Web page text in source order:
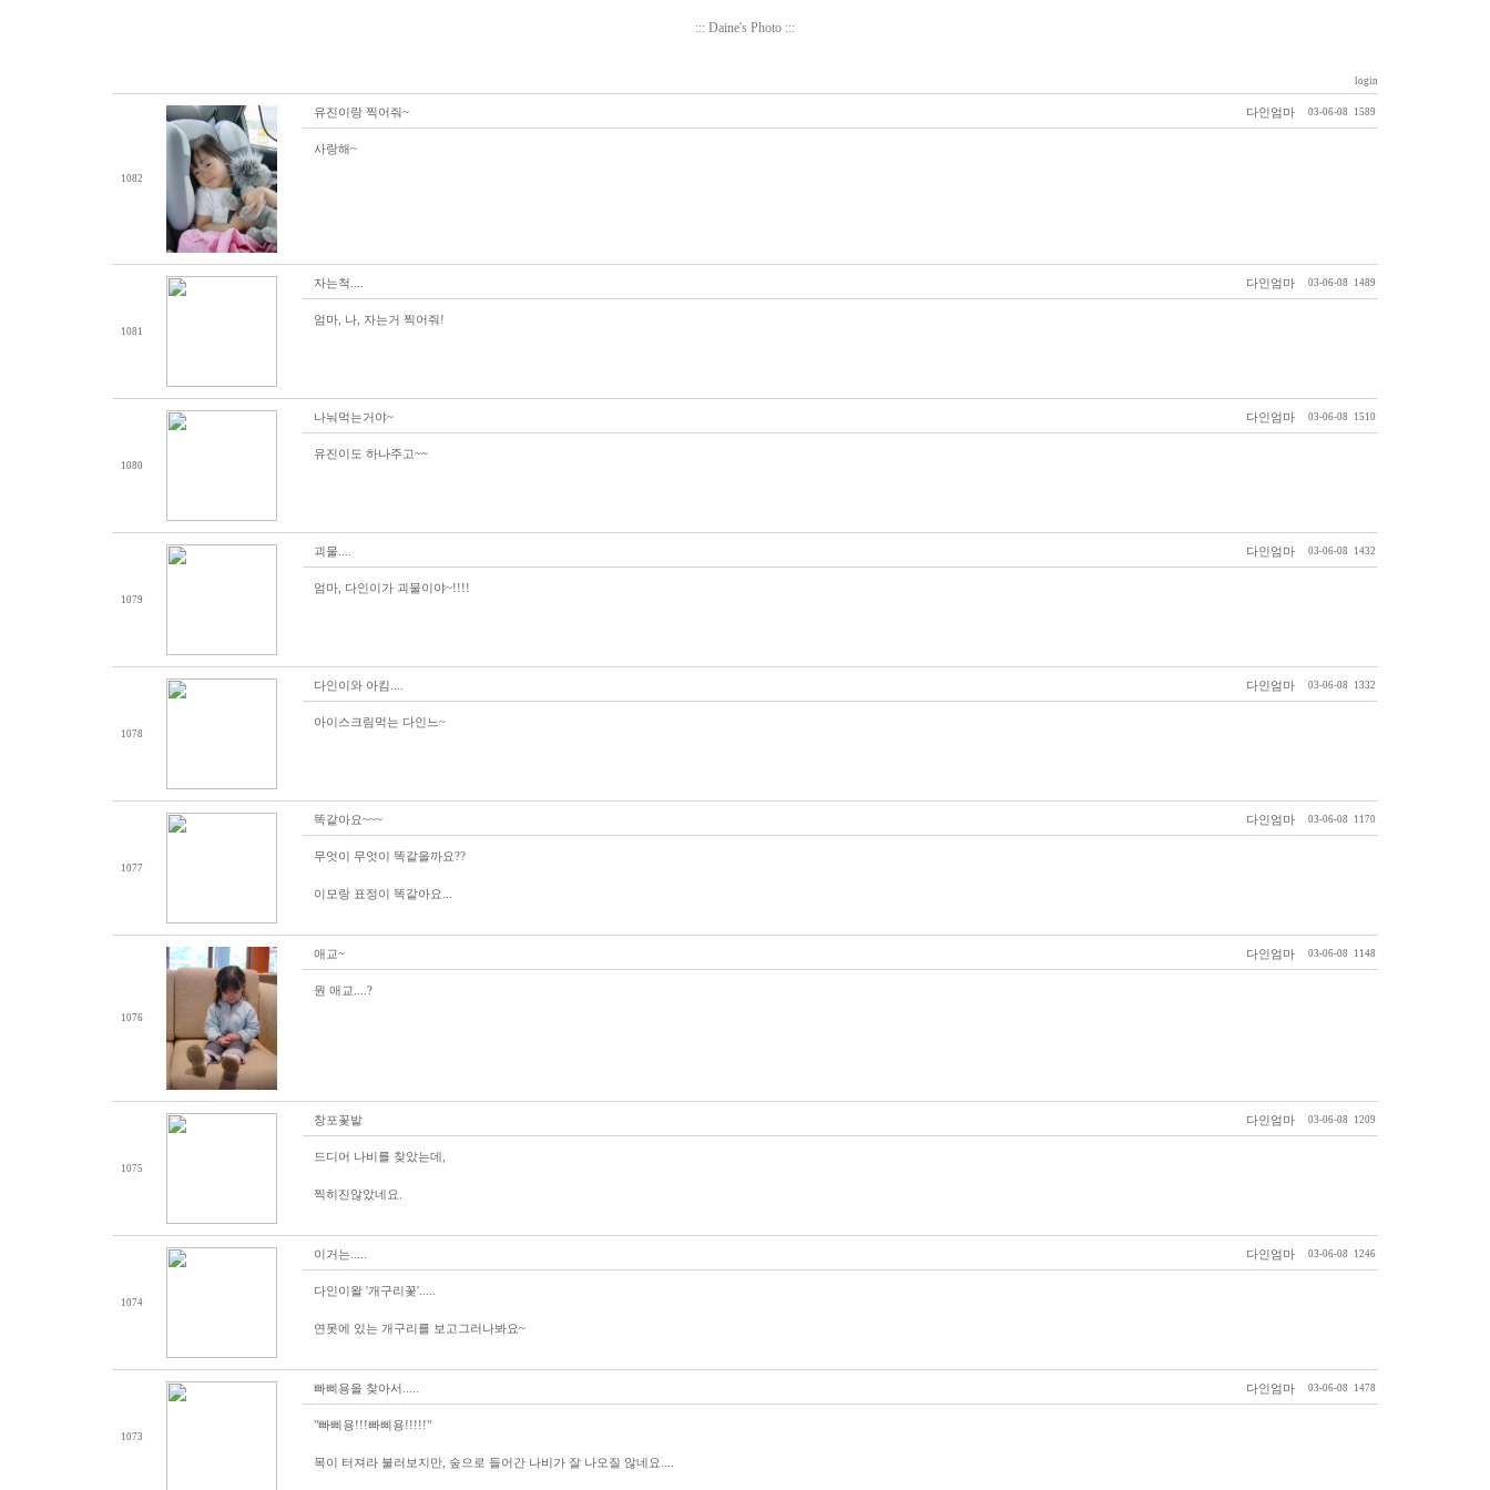
::: Daine's Photo :::
login
1082
유진이랑 찍어줘~ 다인엄마 03-06-08 1589
사랑해~
1081
자는척.... 다인엄마 03-06-08 1489
엄마, 나, 자는거 찍어줘!
1080
나눠먹는거야~ 다인엄마 03-06-08 1510
유진이도 하나주고~~
1079
괴물.... 다인엄마 03-06-08 1432
엄마, 다인이가 괴물이야~!!!!
1078
다인이와 아킴.... 다인엄마 03-06-08 1332
아이스크림먹는 다인느~
1077
똑같아요~~~ 다인엄마 03-06-08 1170
무엇이 무엇이 똑같을까요??
이모랑 표정이 똑같아요...
1076
애교~ 다인엄마 03-06-08 1148
뭔 애교....?
1075
창포꽃밭 다인엄마 03-06-08 1209
드디어 나비를 찾았는데,
찍히진않았네요.
1074
이거는..... 다인엄마 03-06-08 1246
다인이왈 '개구리꽃'.....
연못에 있는 개구리를 보고그러나봐요~
1073
빠삐용을 찾아서..... 다인엄마 03-06-08 1478
"빠삐용!!!빠삐용!!!!!"
목이 터져라 불러보지만, 숲으로 들어간 나비가 잘 나오질 않네요....